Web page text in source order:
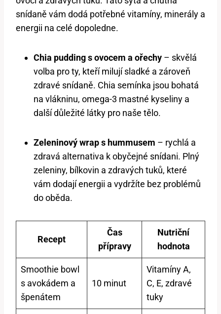
snídaně vám dodá potřebné vitamíny, minerály a
energii na celé dopoledne.
Chia pudding s ovocem a ořechy – skvělá
volba pro ty, kteří milují sladké a zároveň
zdravé snídaně. Chia semínka jsou bohatá
na vlákninu, omega-3 mastné kyseliny a
další důležité látky pro naše tělo.
Zeleninový wrap s hummusem – rychlá a
zdravá alternativa k obyčejné snídani. Plný
zeleniny, bílkovin a zdravých tuků, které
vám dodají energii a vydržíte bez problémů
do oběda.
Recept
Čas
přípravy
Nutriční
hodnota
Smoothie bowl
s avokádem a
špenátem
10 minut
Vitamíny A,
C, E, zdravé
tuky